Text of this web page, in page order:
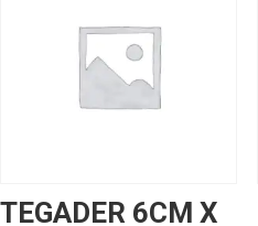
TEGADER 6CM X